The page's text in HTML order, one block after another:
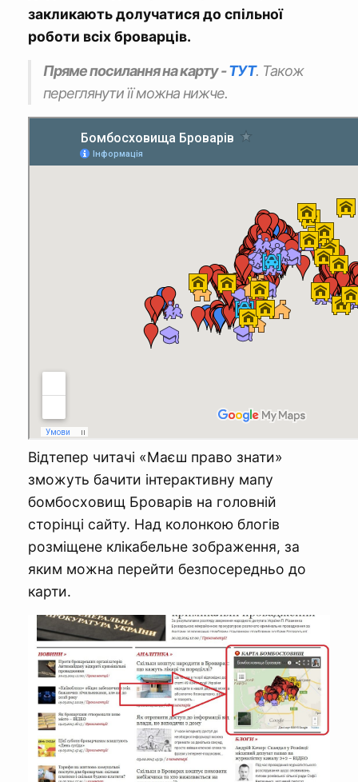
закликають долучатися до спільної
роботи всіх броварців.
Пряме посилання на карту -ТУТ. Також
переглянути її можна нижче.
Відтепер читачі «Маєш право знати»
зможуть бачити інтерактивну мапу
бомбосховищ Броварів на головній
сторінці сайту. Над колонкою блогів
розміщене клікабельне зображення, за
яким можна перейти безпосередньо до
карти.